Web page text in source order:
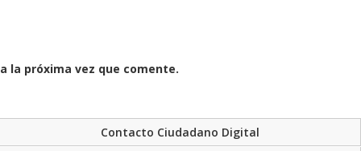
la próxima vez que comente.
Contacto Ciudadano Digital